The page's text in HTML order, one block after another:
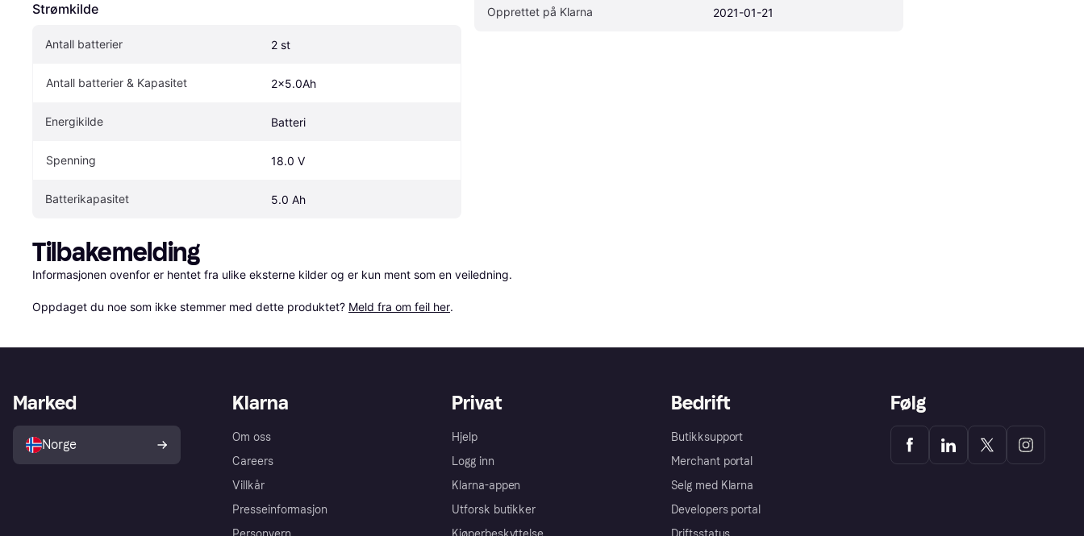
Strømkilde
Antall batterier 2 st
Antall batterier & Kapasitet 2x5.0Ah
Energikilde Batteri
Spenning 18.0 V
Batterikapasitet 5.0 Ah
Opprettet på Klarna 2021-01-21
Tilbakemelding
Informasjonen ovenfor er hentet fra ulike eksterne kilder og er kun ment som en veiledning.
Oppdaget du noe som ikke stemmer med dette produktet? Meld fra om feil her.
Klarna
Om oss
Careers
Villkår
Presseinformasjon
Privat
Hjelp
Logg inn
Klarna-appen
Utforsk butikker
Bedrift
Butikksupport
Merchant portal
Selg med Klarna
Developers portal
Marked
Norge
Følg